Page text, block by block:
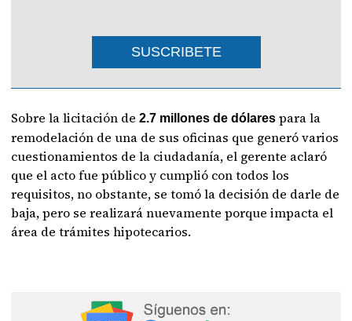
SUSCRIBETE
Sobre la licitación de2.7 millones de dólares para la
remodelación de una de sus oficinas que generó varios
cuestionamientos de la ciudadanía, el gerente aclaró
que el acto fue público y cumplió con todos los
requisitos, no obstante, se tomó la decisión de darle de
baja, pero se realizará nuevamente porque impacta el
área de trámites hipotecarios.